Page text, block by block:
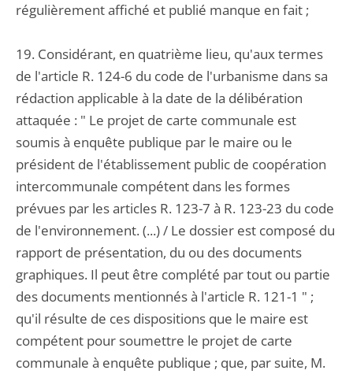
régulièrement affiché et publié manque en fait ;
19. Considérant, en quatrième lieu, qu'aux termes
de l'article R. 124-6 du code de l'urbanisme dans sa
rédaction applicable à la date de la délibération
attaquée : " Le projet de carte communale est
soumis à enquête publique par le maire ou le
président de l'établissement public de coopération
intercommunale compétent dans les formes
prévues par les articles R. 123-7 à R. 123-23 du code
de l'environnement. (...) / Le dossier est composé du
rapport de présentation, du ou des documents
graphiques. Il peut être complété par tout ou partie
des documents mentionnés à l'article R. 121-1 " ;
qu'il résulte de ces dispositions que le maire est
compétent pour soumettre le projet de carte
communale à enquête publique ; que, par suite, M.